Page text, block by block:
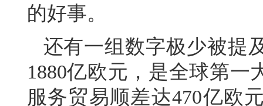
的好事。
还有一组数字极少被提
1880亿欧元，是全球第一
服务贸易顺差达470亿欧